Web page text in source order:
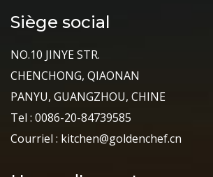
Siège social
NO.10 JINYE STR.
CHENCHONG, QIAONAN
PANYU, GUANGZHOU, CHINE
Tel : 0086-20-84739585
Courriel : kitchen@goldenchef.cn